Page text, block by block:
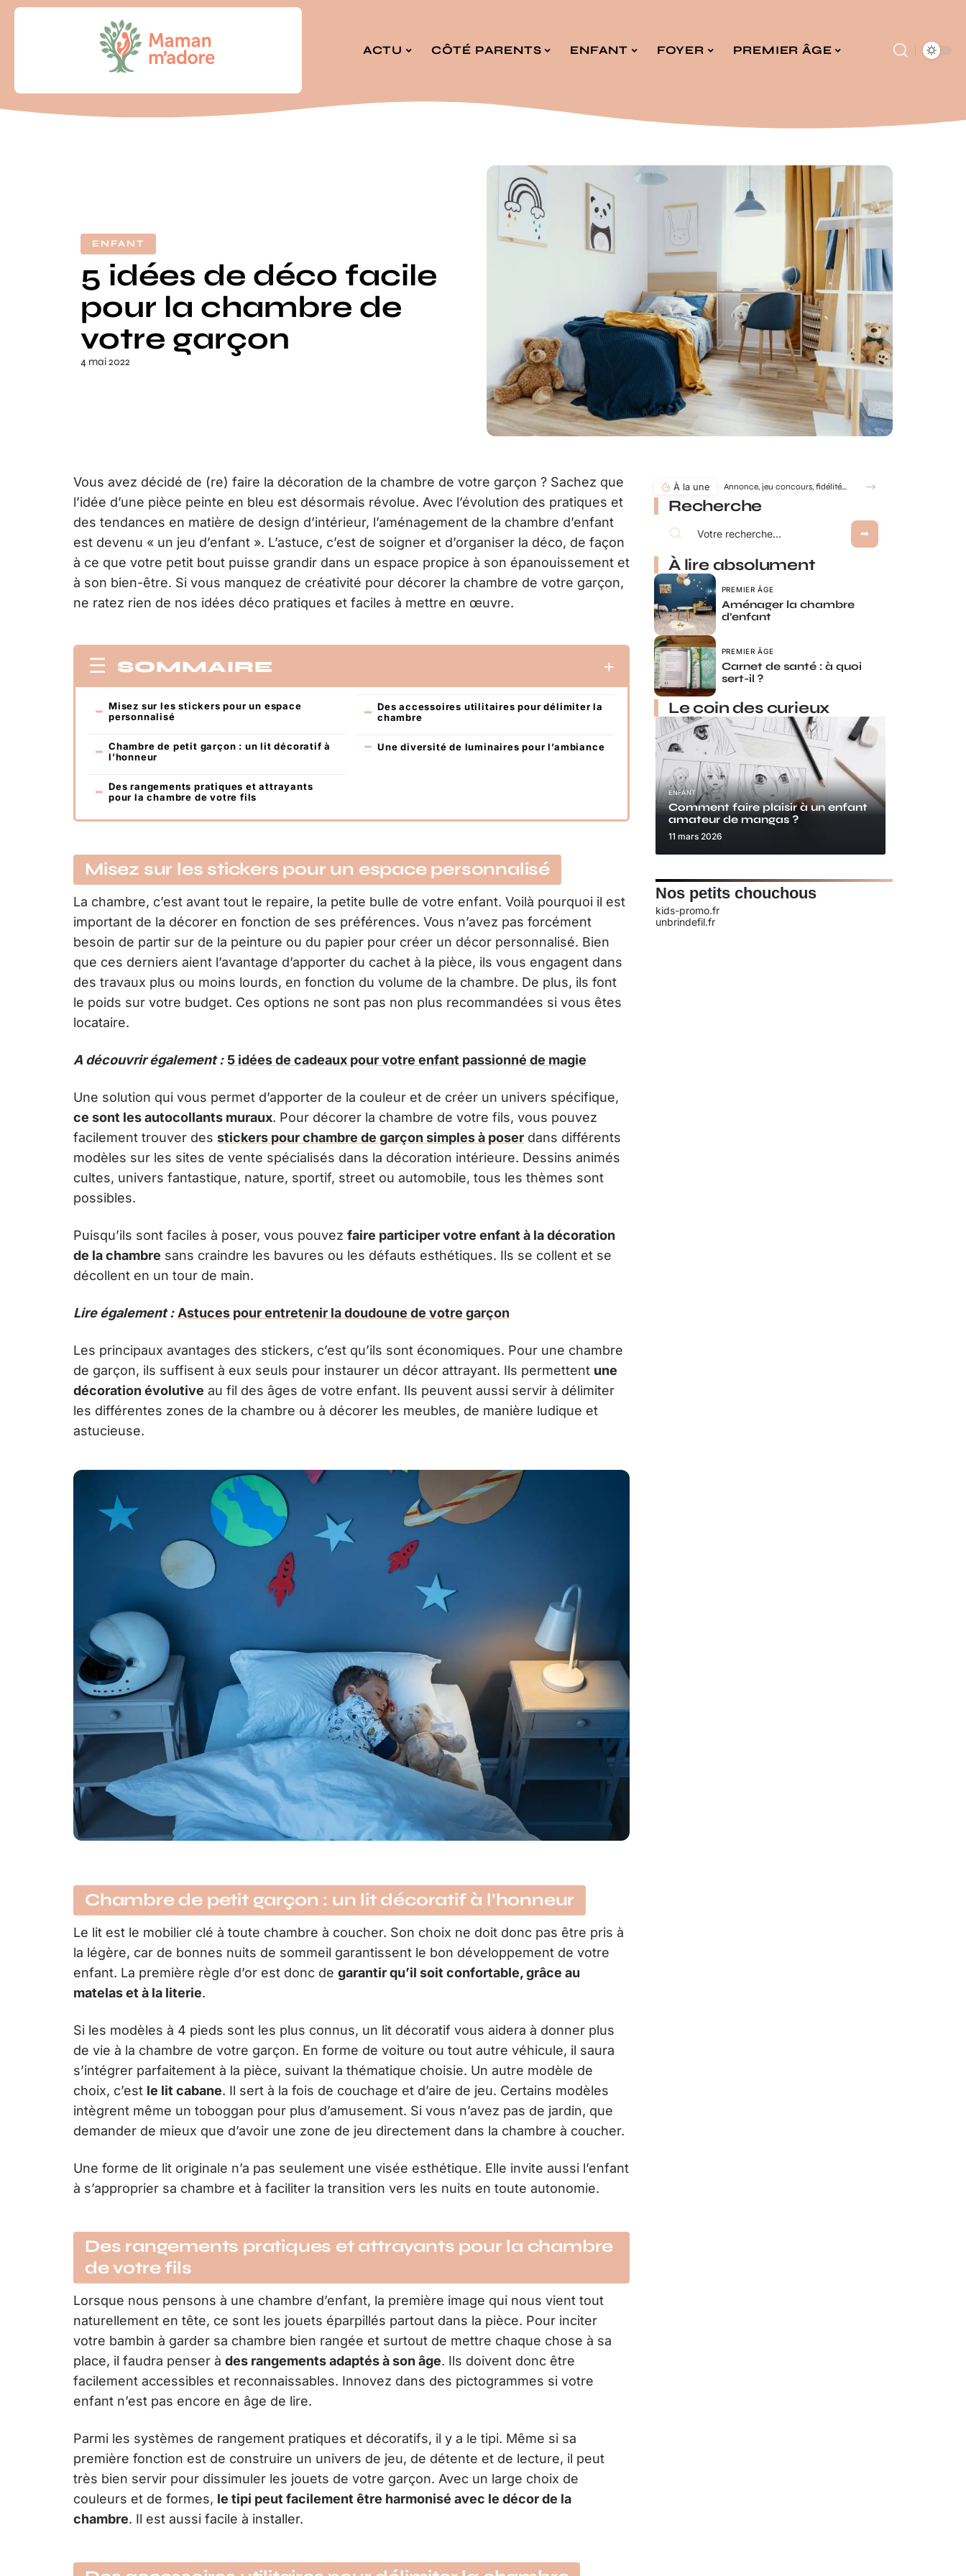
ACTU CÔTÉ PARENTS ENFANT FOYER PREMIER ÂGE
ENFANT
5 idées de déco facile
pour la chambre de
votre garçon
4 mai 2022
Vous avez décidé de (re) faire la décoration de la chambre de votre garçon ? Sachez que
l’idée d’une pièce peinte en bleu est désormais révolue. Avec l’évolution des pratiques et
des tendances en matière de design d’intérieur, l’aménagement de la chambre d’enfant
est devenu « un jeu d’enfant ». L’astuce, c’est de soigner et d’organiser la déco, de façon
à ce que votre petit bout puisse grandir dans un espace propice à son épanouissement et
à son bien-être. Si vous manquez de créativité pour décorer la chambre de votre garçon,
ne ratez rien de nos idées déco pratiques et faciles à mettre en œuvre.
SOMMAIRE
Misez sur les stickers pour un espace
personnalisé
Chambre de petit garçon : un lit décoratif à
l’honneur
Des rangements pratiques et attrayants
pour la chambre de votre fils
Des accessoires utilitaires pour délimiter la
chambre
Une diversité de luminaires pour l’ambiance
Misez sur les stickers pour un espace personnalisé
La chambre, c’est avant tout le repaire, la petite bulle de votre enfant. Voilà pourquoi il est
important de la décorer en fonction de ses préférences. Vous n’avez pas forcément
besoin de partir sur de la peinture ou du papier pour créer un décor personnalisé. Bien
que ces derniers aient l’avantage d’apporter du cachet à la pièce, ils vous engagent dans
des travaux plus ou moins lourds, en fonction du volume de la chambre. De plus, ils font
le poids sur votre budget. Ces options ne sont pas non plus recommandées si vous êtes
locataire.
A découvrir également : 5 idées de cadeaux pour votre enfant passionné de magie
Une solution qui vous permet d’apporter de la couleur et de créer un univers spécifique,
ce sont les autocollants muraux. Pour décorer la chambre de votre fils, vous pouvez
facilement trouver des stickers pour chambre de garçon simples à poser dans différents
modèles sur les sites de vente spécialisés dans la décoration intérieure. Dessins animés
cultes, univers fantastique, nature, sportif, street ou automobile, tous les thèmes sont
possibles.
Puisqu’ils sont faciles à poser, vous pouvez faire participer votre enfant à la décoration
de la chambre sans craindre les bavures ou les défauts esthétiques. Ils se collent et se
décollent en un tour de main.
Lire également : Astuces pour entretenir la doudoune de votre garçon
Les principaux avantages des stickers, c’est qu’ils sont économiques. Pour une chambre
de garçon, ils suffisent à eux seuls pour instaurer un décor attrayant. Ils permettent une
décoration évolutive au fil des âges de votre enfant. Ils peuvent aussi servir à délimiter
les différentes zones de la chambre ou à décorer les meubles, de manière ludique et
astucieuse.
Chambre de petit garçon : un lit décoratif à l’honneur
Le lit est le mobilier clé à toute chambre à coucher. Son choix ne doit donc pas être pris à
la légère, car de bonnes nuits de sommeil garantissent le bon développement de votre
enfant. La première règle d’or est donc de garantir qu’il soit confortable, grâce au
matelas et à la literie.
Si les modèles à 4 pieds sont les plus connus, un lit décoratif vous aidera à donner plus
de vie à la chambre de votre garçon. En forme de voiture ou tout autre véhicule, il saura
s’intégrer parfaitement à la pièce, suivant la thématique choisie. Un autre modèle de
choix, c’est le lit cabane. Il sert à la fois de couchage et d’aire de jeu. Certains modèles
intègrent même un toboggan pour plus d’amusement. Si vous n’avez pas de jardin, que
demander de mieux que d’avoir une zone de jeu directement dans la chambre à coucher.
Une forme de lit originale n’a pas seulement une visée esthétique. Elle invite aussi l’enfant
à s’approprier sa chambre et à faciliter la transition vers les nuits en toute autonomie.
Des rangements pratiques et attrayants pour la chambre
de votre fils
Lorsque nous pensons à une chambre d’enfant, la première image qui nous vient tout
naturellement en tête, ce sont les jouets éparpillés partout dans la pièce. Pour inciter
votre bambin à garder sa chambre bien rangée et surtout de mettre chaque chose à sa
place, il faudra penser à des rangements adaptés à son âge. Ils doivent donc être
facilement accessibles et reconnaissables. Innovez dans des pictogrammes si votre
enfant n’est pas encore en âge de lire.
Parmi les systèmes de rangement pratiques et décoratifs, il y a le tipi. Même si sa
première fonction est de construire un univers de jeu, de détente et de lecture, il peut
très bien servir pour dissimuler les jouets de votre garçon. Avec un large choix de
couleurs et de formes, le tipi peut facilement être harmonisé avec le décor de la
chambre. Il est aussi facile à installer.
À la une Annonce, jeu concours, fidélité… comment utiliser le jeu à gratter personnalisé ?
Recherche
À lire absolument
PREMIER ÂGE
Aménager la chambre
d’enfant
PREMIER ÂGE
Carnet de santé : à quoi
sert-il ?
Le coin des curieux
ENFANT
Comment faire plaisir à un enfant
amateur de mangas ?
11 mars 2026
Nos petits chouchous
kids-promo.fr
unbrindefil.fr